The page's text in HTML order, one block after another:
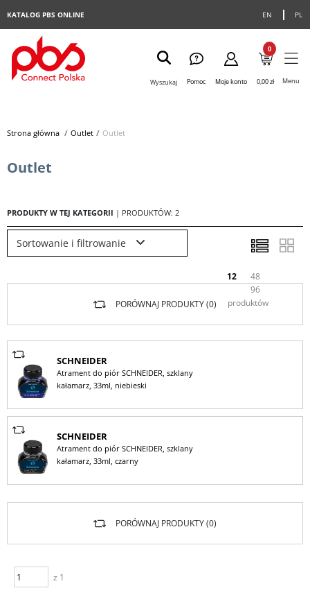
EN PL
KATALOG PBS ONLINE
Wyszukaj Pomoc Moje konto
0
0,00 zł Menu
Strona główna> Outlet> Outlet
Outlet
PRODUKTY W TEJ KATEGORII | PRODUKTÓW: 2
Sortowanie i filtrowanie
12
48
96
produktów
PORÓWNAJ PRODUKTY (0)
SCHNEIDER
Atrament do piór SCHNEIDER, szklany
kałamarz, 33ml, niebieski
SCHNEIDER
Atrament do piór SCHNEIDER, szklany
kałamarz, 33ml, czarny
z 1
PORÓWNAJ PRODUKTY (0)